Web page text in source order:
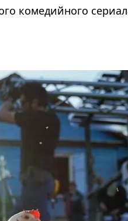
комедийного